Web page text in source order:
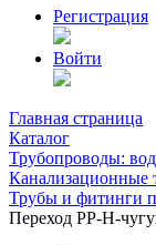
Регистрация
Войти
Главная страница
Каталог
Трубопроводы:
Канализационные
Трубы и фитинги
Переход РР-Н-